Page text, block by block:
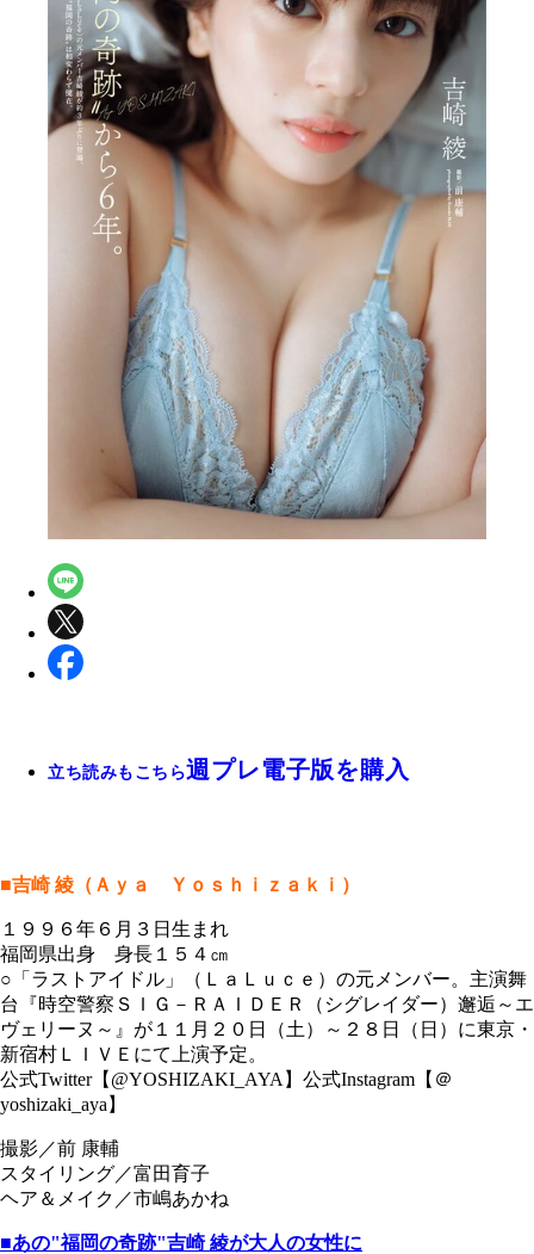
立ち読みもこちら週プレ電子版を購入
■吉崎 綾（Ａｙａ Ｙｏｓｈｉｚａｋｉ）
１９９６年６月３日生まれ
福岡県出身 身長１５４㎝
○「ラストアイドル」（ＬａＬｕｃｅ）の元メンバー。主演舞
台『時空警察ＳＩＧ－ＲＡＩＤＥＲ（シグレイダー）邂逅～エ
ヴェリーヌ～』が１１月２０日（土）～２８日（日）に東京・
新宿村ＬＩＶＥにて上演予定。
公式Twitter【@YOSHIZAKI_AYA】公式Instagram【＠
yoshizaki_aya】
撮影／前 康輔
スタイリング／富田育子
ヘア＆メイク／市嶋あかね
■あの"福岡の奇跡"吉崎 綾が大人の女性に